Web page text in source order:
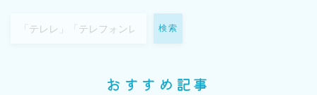
検索
おすすめ記事